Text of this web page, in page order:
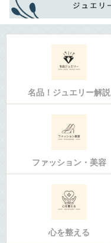
名品！ジュエリー解説
ファッション・美容
心を整える